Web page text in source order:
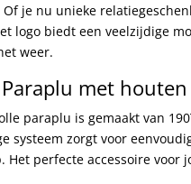
je nu unieke
logo biedt een veelzijdige
weer.
Paraplu met
paraplu is gemaakt van
systeem zorgt voor
Het perfecte accessoire voor